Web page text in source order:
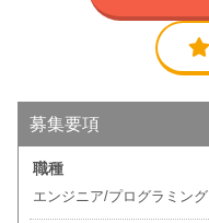
募集要項
職種
エンジニア/プログラミング